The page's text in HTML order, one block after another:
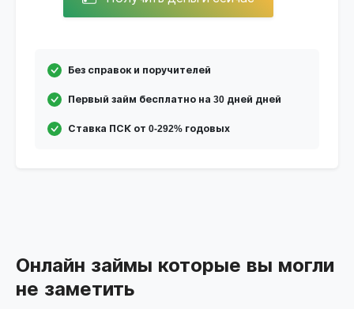
Без справок и поручителей
Первый займ бесплатно на 30 дней дней
Ставка ПСК от 0-292% годовых
Онлайн займы которые вы могли
не заметить